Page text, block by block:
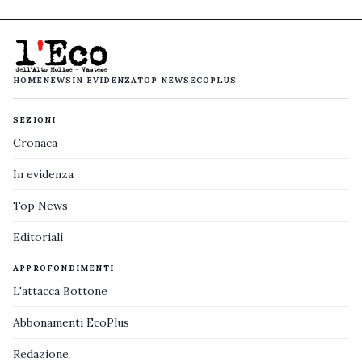
HOMENEWS IN EVIDENZATOP NEWS ECOPLUS
SEZIONI
Cronaca
In evidenza
Top News
Editoriali
APPROFONDIMENTI
L'attacca Bottone
Abbonamenti EcoPlus
Redazione